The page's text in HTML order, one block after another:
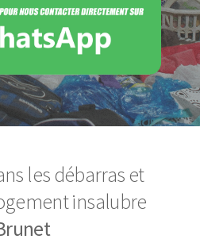
les débarras et
insalubre